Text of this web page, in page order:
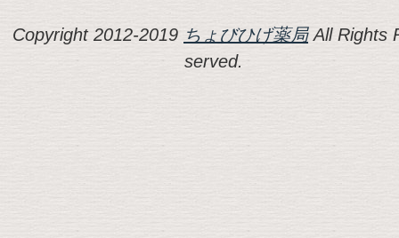
Copyright 2012-2019 ちょびひげ薬局All Rights
served.